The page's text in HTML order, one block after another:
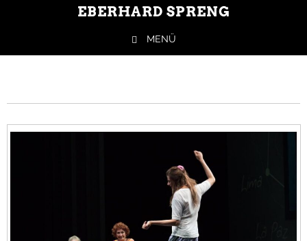
EBERHARD SPRENG
MENÜ